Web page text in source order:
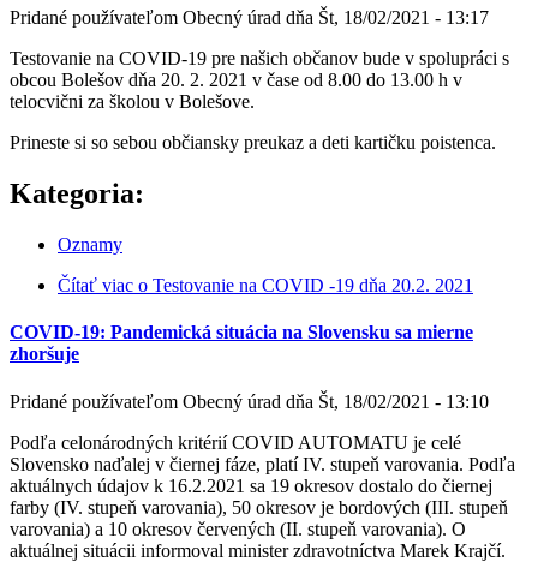
Pridané používateľom Obecný úrad dňa Št, 18/02/2021 - 13:17
Testovanie na COVID-19 pre našich občanov bude v spolupráci s
obcou Bolešov dňa 20. 2. 2021 v čase od 8.00 do 13.00 h v
telocvični za školou v Bolešove.
Prineste si so sebou občiansky preukaz a deti kartičku poistenca.
Kategoria:
Oznamy
Čítať viac o Testovanie na COVID -19 dňa 20.2. 2021
COVID-19: Pandemická situácia na Slovensku sa mierne
zhoršuje
Pridané používateľom Obecný úrad dňa Št, 18/02/2021 - 13:10
Podľa celonárodných kritérií COVID AUTOMATU je celé
Slovensko naďalej v čiernej fáze, platí IV. stupeň varovania. Podľa
aktuálnych údajov k 16.2.2021 sa 19 okresov dostalo do čiernej
farby (IV. stupeň varovania), 50 okresov je bordových (III. stupeň
varovania) a 10 okresov červených (II. stupeň varovania). O
aktuálnej situácii informoval minister zdravotníctva Marek Krajčí.